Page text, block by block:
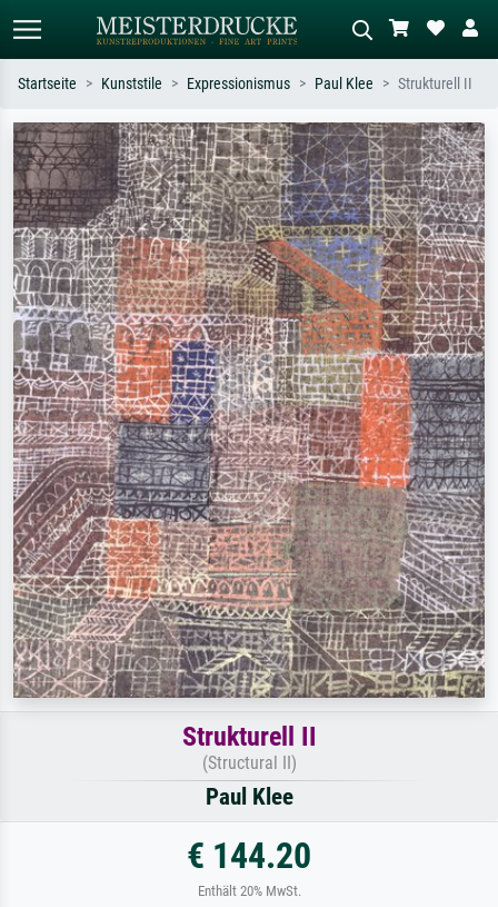
Standardsuche KI-Bildersuche
Suchen Sie nach Künstlern, Werktiteln
oder Stilen – z.B. Monet,
Sternennacht, Impressionismus, Welle
Hokusai, Akt.
Beschreiben Sie die Szene – z.B. Grüne
Wiese, Abstrakt mit viel Rot, Dunkles
Ölgemälde, Stehender Akt neben einem
Baum.
Startseite Kunststile Expressionismus Paul Klee Strukturell II
Strukturell II
(Structural II)
Paul Klee
€ 144.20
Enthält 20% MwSt.